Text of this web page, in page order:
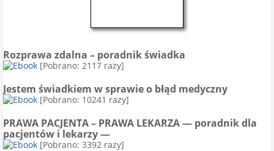
Rozprawa zdalna – poradnik świadka
[Pobrano: 2117 razy]
Jestem świadkiem w sprawie o błąd medyczny
[Pobrano: 10241 razy]
PRAWA PACJENTA – PRAWA LEKARZA — poradnik dla
pacjentów i lekarzy —
[Pobrano: 3392 razy]